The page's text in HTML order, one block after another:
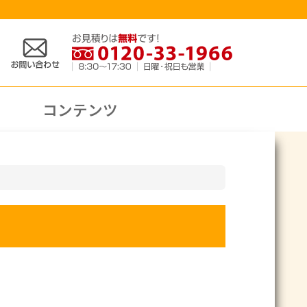
コンテンツ